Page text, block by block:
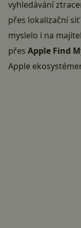
vyhledávání
přes lokalizační
myslelo i na
přes Apple Find
Apple